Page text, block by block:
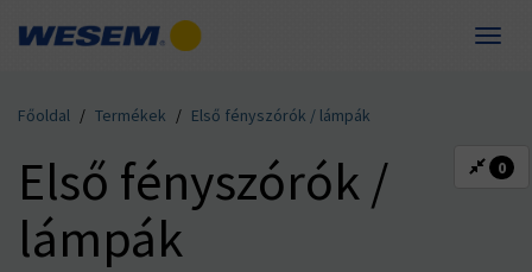
Toggle
PL DE EN FR IT RO
Termékek
Forgalmazók számára
Gyártók számára
Kompetencia
Rólunk
Kapcsolat
Főoldal Termékek Első fényszórók / lámpák
Első fényszórók /
lámpák
0